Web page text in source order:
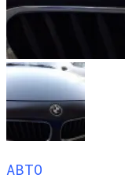
АВТО